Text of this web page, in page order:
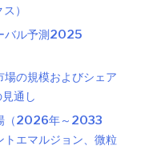
）
バル予測2025
の規模およびシェア
通し
（2026年～2033
エマルジョン、微粒